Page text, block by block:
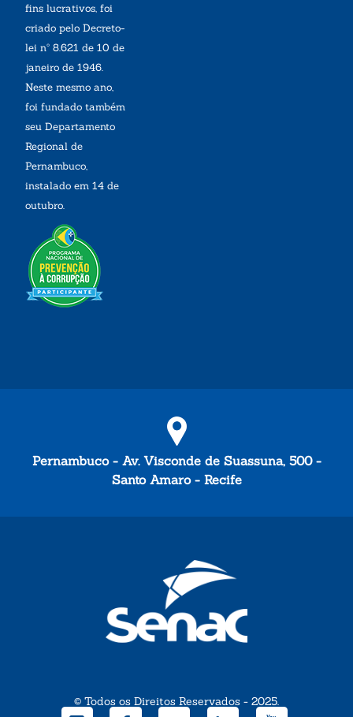
fins lucrativos, foi
criado pelo Decreto-
lei nº 8.621 de 10 de
janeiro de 1946.
Neste mesmo ano,
foi fundado também
seu Departamento
Regional de
Pernambuco,
instalado em 14 de
outubro.
Pernambuco - Av. Visconde de Suassuna, 500 -
Santo Amaro - Recife
© Todos os Direitos Reservados - 2025.